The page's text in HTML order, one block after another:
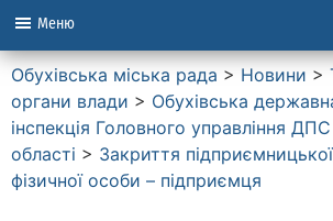
Меню
Обухівська міська рада > Новини >
органи влади > Обухівська
інспекція Головного управління ДПС
області > Закриття підприємницької
фізичної особи – підприємця